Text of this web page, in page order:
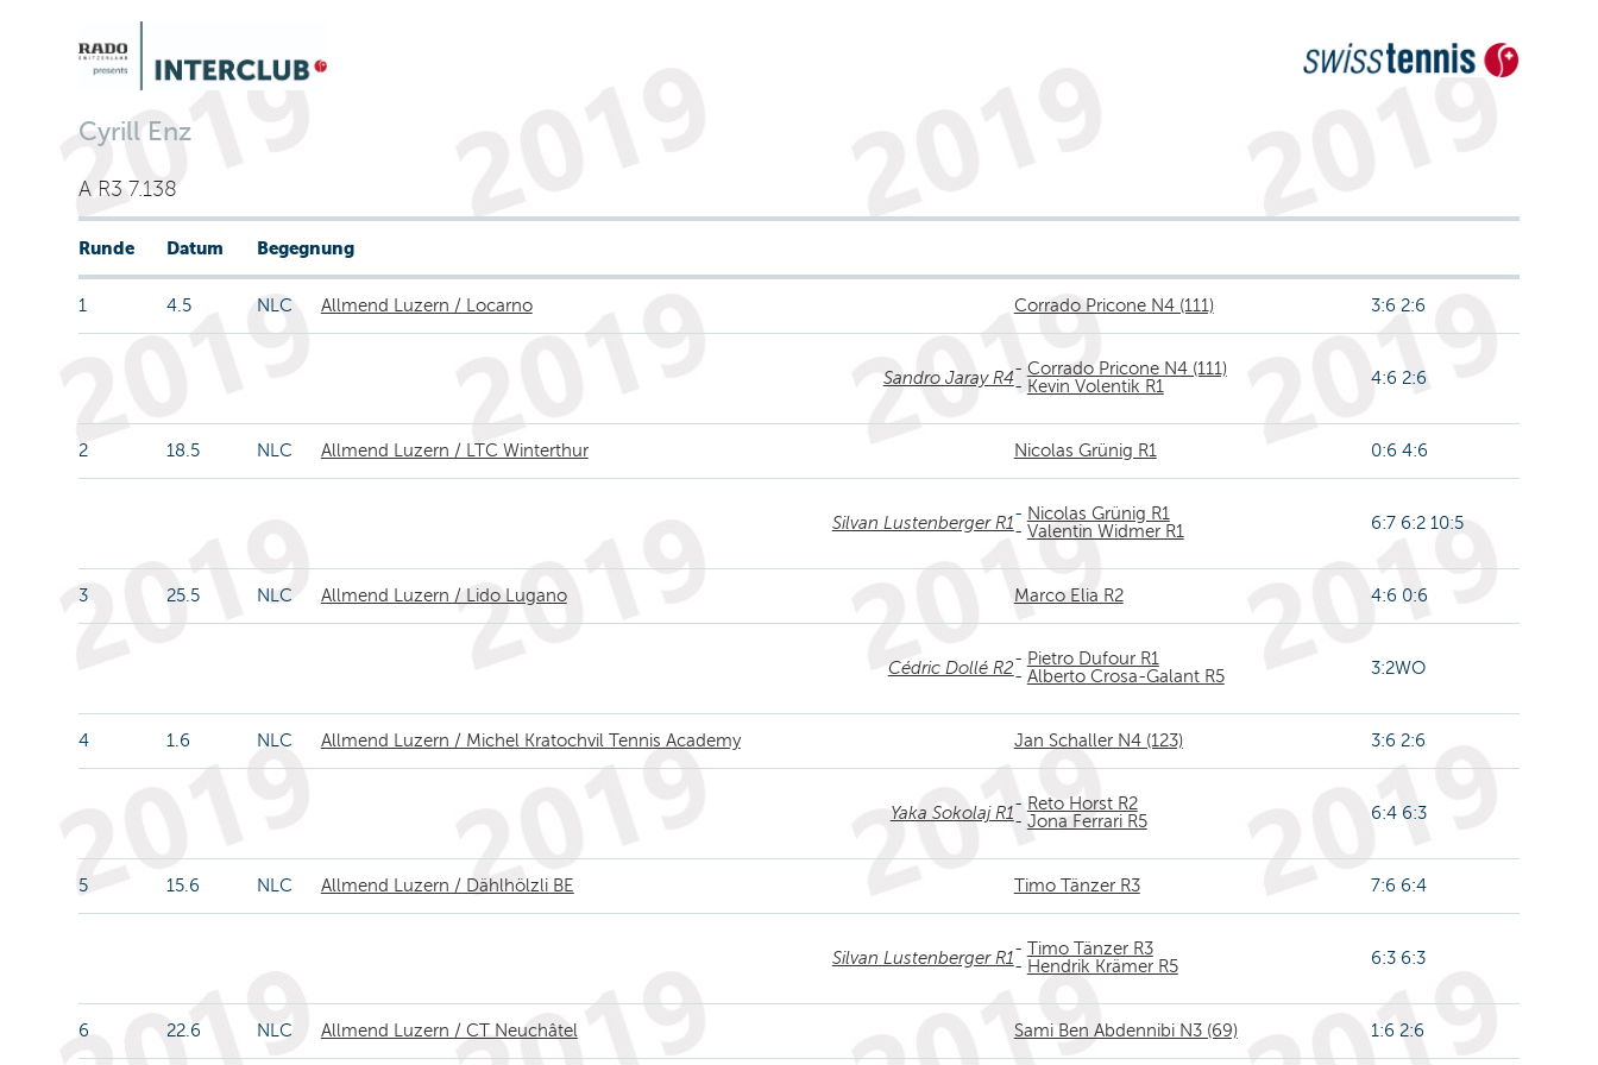
Cyrill Enz
A R3 7.138
Runde Datum Begegnung
1 4.5 NLC Allmend Luzern / Locarno Corrado Pricone N4 (111) 3:6 2:6
Sandro Jaray R4- Corrado Pricone N4 (111)
- Kevin Volentik R1 4:6 2:6
2 18.5 NLC Allmend Luzern / LTC Winterthur Nicolas Grünig R1 0:6 4:6
Silvan Lustenberger R1- Nicolas Grünig R1
- Valentin Widmer R1 6:7 6:2 10:5
3 25.5 NLC Allmend Luzern / Lido Lugano Marco Elia R2 4:6 0:6
Cédric Dollé R2- Pietro Dufour R1
- Alberto Crosa-Galant R5 3:2WO
4 1.6 NLC Allmend Luzern / Michel Kratochvil Tennis Academy Jan Schaller N4 (123) 3:6 2:6
Yaka Sokolaj R1- Reto Horst R2
- Jona Ferrari R5 6:4 6:3
5 15.6 NLC Allmend Luzern / Dählhölzli BE Timo Tänzer R3 7:6 6:4
Silvan Lustenberger R1- Timo Tänzer R3
- Hendrik Krämer R5 6:3 6:3
6 22.6 NLC Allmend Luzern / CT Neuchâtel Sami Ben Abdennibi N3 (69) 1:6 2:6